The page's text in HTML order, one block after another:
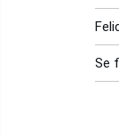
Se